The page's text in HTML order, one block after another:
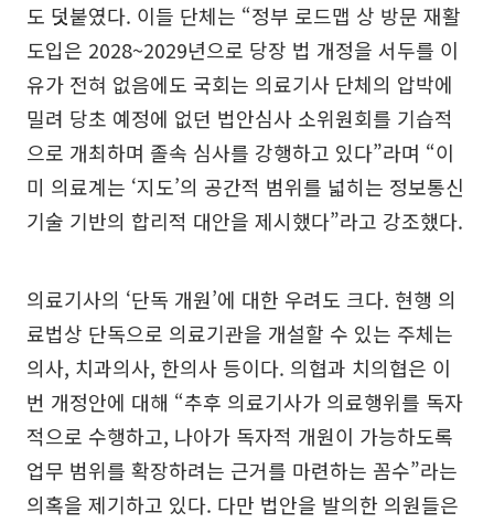
도 덧붙였다. 이들 단체는 “정부 로드맵 상 방문 재활
도입은 2028~2029년으로 당장 법 개정을 서두를 이
유가 전혀 없음에도 국회는 의료기사 단체의 압박에
밀려 당초 예정에 없던 법안심사 소위원회를 기습적
으로 개최하며 졸속 심사를 강행하고 있다”라며 “이
미 의료계는 ‘지도’의 공간적 범위를 넓히는 정보통신
기술 기반의 합리적 대안을 제시했다”라고 강조했다.
의료기사의 ‘단독 개원’에 대한 우려도 크다. 현행 의
료법상 단독으로 의료기관을 개설할 수 있는 주체는
의사, 치과의사, 한의사 등이다. 의협과 치의협은 이
번 개정안에 대해 “추후 의료기사가 의료행위를 독자
적으로 수행하고, 나아가 독자적 개원이 가능하도록
업무 범위를 확장하려는 근거를 마련하는 꼼수”라는
의혹을 제기하고 있다. 다만 법안을 발의한 의원들은